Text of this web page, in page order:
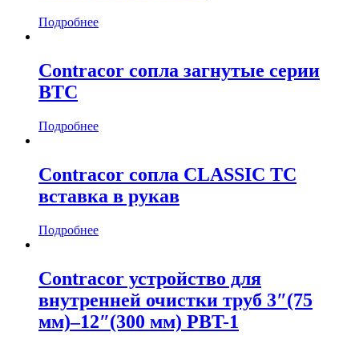
Подробнее
Contracor сопла загнутые серии
BTC
Подробнее
Contracor сопла CLASSIC TC
вставка в рукав
Подробнее
Contracor устройство для
внутренней очистки труб 3″(75
мм)–12″(300 мм) PBT-1